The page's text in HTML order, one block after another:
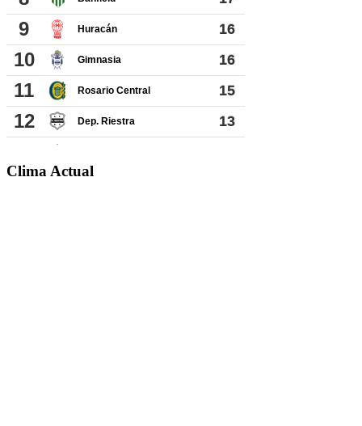
Clima Actual